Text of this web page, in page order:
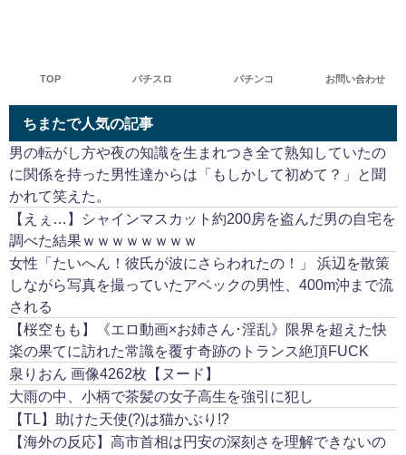
TOP パチスロ パチンコ お問い合わせ
ちまたで人気の記事
男の転がし方や夜の知識を生まれつき全て熟知していたの
に関係を持った男性達からは「もしかして初めて？」と聞
かれて笑えた。
【えぇ…】シャインマスカット約200房を盗んだ男の自宅を
調べた結果ｗｗｗｗｗｗｗｗ
女性「たいへん！彼氏が波にさらわれたの！」 浜辺を散策
しながら写真を撮っていたアベックの男性、400m沖まで流
される
【桜空もも】《エロ動画×お姉さん･淫乱》限界を超えた快
楽の果てに訪れた常識を覆す奇跡のトランス絶頂FUCK
泉りおん 画像4262枚【ヌード】
大雨の中、小柄で茶髪の女子高生を強引に犯し
【TL】助けた天使(?)は猫かぶり!?
【海外の反応】高市首相は円安の深刻さを理解できないの